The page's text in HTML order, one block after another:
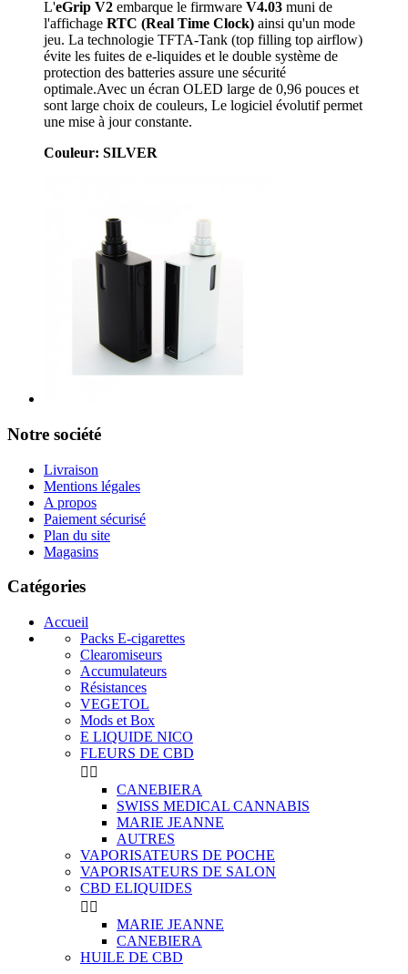
L'eGrip V2 embarque le firmware V4.03 muni de
l'affichage RTC (Real Time Clock) ainsi qu'un mode
jeu. La technologie TFTA-Tank (top filling top airflow)
évite les fuites de e-liquides et le double système de
protection des batteries assure une sécurité
optimale.Avec un écran OLED large de 0,96 pouces et
sont large choix de couleurs, Le logiciel évolutif permet
une mise à jour constante.
Couleur: SILVER
Notre société
Livraison
Mentions légales
A propos
Paiement sécurisé
Plan du site
Magasins
Catégories
Accueil
Packs E-cigarettes
Clearomiseurs
Accumulateurs
Résistances
VEGETOL
Mods et Box
E LIQUIDE NICO
FLEURS DE CBD
 
CANEBIERA
SWISS MEDICAL CANNABIS
MARIE JEANNE
AUTRES
VAPORISATEURS DE POCHE
VAPORISATEURS DE SALON
CBD ELIQUIDES
 
MARIE JEANNE
CANEBIERA
HUILE DE CBD